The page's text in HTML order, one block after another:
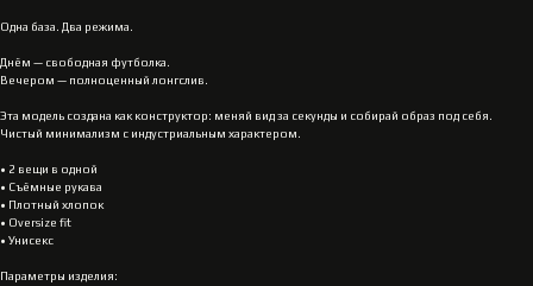
Одна база. Два режима.
Днём — свободная футболка.
Вечером — полноценный лонгслив.
Эта модель создана как конструктор: меняй вид за секунды и собирай образ под себя.
Чистый минимализм с индустриальным характером.
• 2 вещи в одной
• Съёмные рукава
• Плотный хлопок
• Oversize fit
• Унисекс
Параметры изделия: